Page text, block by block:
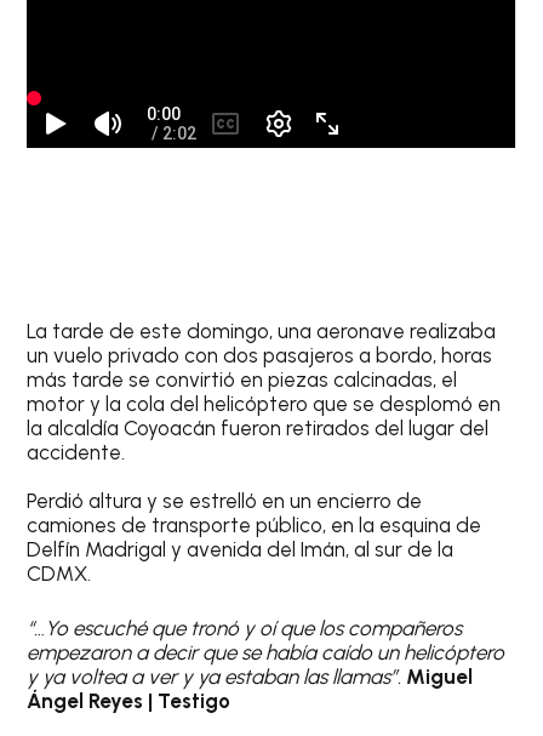
La tarde de este domingo, una aeronave realizaba
un vuelo privado con dos pasajeros a bordo, horas
más tarde se convirtió en piezas calcinadas, el
motor y la cola del helicóptero que se desplomó en
la alcaldía Coyoacán fueron retirados del lugar del
accidente.
Perdió altura y se estrelló en un encierro de
camiones de transporte público, en la esquina de
Delfín Madrigal y avenida del Imán, al sur de la
CDMX.
“…Yo escuché que tronó y oí que los compañeros
empezaron a decir que se había caído un helicóptero
y ya voltea a ver y ya estaban las llamas”. Miguel
Ángel Reyes | Testigo